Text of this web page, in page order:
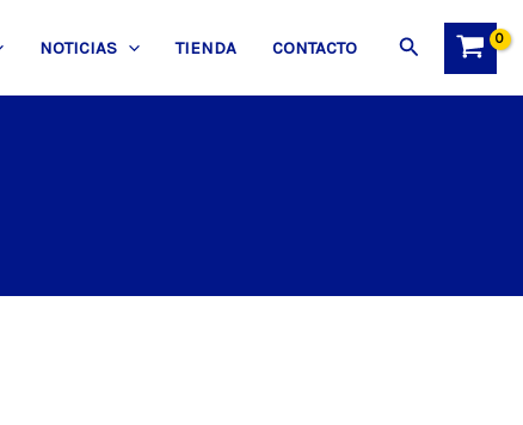
NOTICIAS TIENDA CONTACTO Buscar